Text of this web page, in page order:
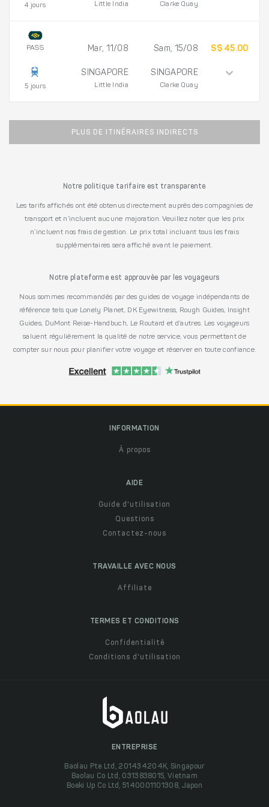
4 jours Little India Clarke Quay
PASS
5 jours
Mar, 11/08
SINGAPORE
Little India
Sam, 15/08
SINGAPORE
Clarke Quay
S$ 45.00
PLUS DE ITINÉRAIRES INDIRECTS
Notre politique tarifaire est transparente
Les tarifs affichés ont été obtenus directement auprès des compagnies de
transport et n’incluent aucune majoration. Veuillez noter que les prix
n’incluent nos frais de gestion. Le prix total incluant tous les frais
supplémentaires sera affiché avant le paiement.
Notre plateforme est approuvée par les voyageurs
Nous sommes recommandés par des guides de voyage indépendants de
référence tels que Lonely Planet, DK Eyewitness, Rough Guides, Insight
Guides, DuMont Reise-Handbuch, Le Routard et d’autres. Les voyageurs
saluent régulièrement la qualité de notre service, vous permettant de
compter sur nous pour planifier votre voyage et réserver en toute confiance.
INFORMATION
À propos
AIDE
Guide d'utilisation
Questions
Contactez-nous
TRAVAILLE AVEC NOUS
Affiliate
TERMES ET CONDITIONS
Confidentialité
Conditions d'utilisation
ENTREPRISE
Baolau Pte Ltd, 201434204K, Singapour
Baolau Co Ltd, 0313838015, Vietnam
Boeki Up Co Ltd, 5140001101308, Japon